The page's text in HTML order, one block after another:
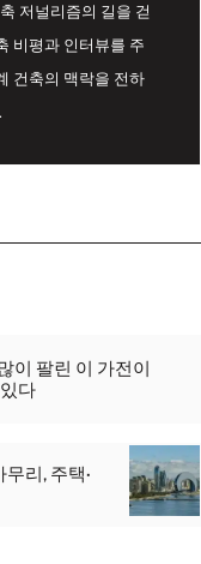
저널리즘의 길을 걷
비평과 인터뷰를 주
건축의 맥락을 전하
이 팔린 이 가전이
다
리, 주택·